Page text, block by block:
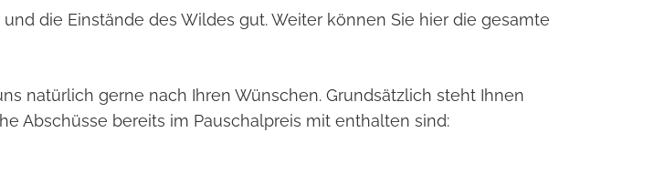
die Einstände des Wildes gut. Weiter können Sie hier die gesamte
natürlich gerne nach Ihren Wünschen. Grundsätzlich steht Ihnen
Abschüsse bereits im Pauschalpreis mit enthalten sind: